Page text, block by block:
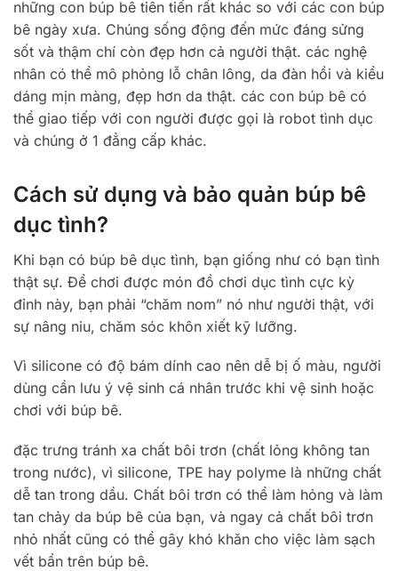
những con búp bê tiên tiến rất khác so với các con búp
bê ngày xưa. Chúng sống động đến mức đáng sửng
sốt và thậm chí còn đẹp hơn cả người thật. các nghệ
nhân có thể mô phỏng lỗ chân lông, da đàn hồi và kiểu
dáng mịn màng, đẹp hơn da thật. các con búp bê có
thể giao tiếp với con người được gọi là robot tình dục
và chúng ở 1 đẳng cấp khác.
Cách sử dụng và bảo quản búp bê
dục tình?
Khi bạn có búp bê dục tình, bạn giống như có bạn tình
thật sự. Để chơi được món đồ chơi dục tình cực kỳ
đỉnh này, bạn phải “chăm nom” nó như người thật, với
sự nâng niu, chăm sóc khôn xiết kỹ lưỡng.
Vì silicone có độ bám dính cao nên dễ bị ố màu, người
dùng cần lưu ý vệ sinh cá nhân trước khi vệ sinh hoặc
chơi với búp bê.
đặc trưng tránh xa chất bôi trơn (chất lỏng không tan
trong nước), vì silicone, TPE hay polyme là những chất
dễ tan trong dầu. Chất bôi trơn có thể làm hỏng và làm
tan chảy da búp bê của bạn, và ngay cả chất bôi trơn
nhỏ nhất cũng có thể gây khó khăn cho việc làm sạch
vết bẩn trên búp bê.